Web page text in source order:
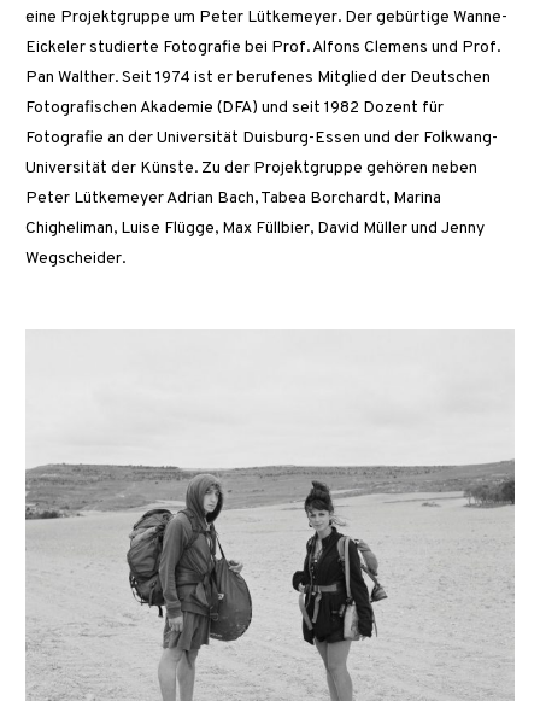
eine Projektgruppe um Peter Lütkemeyer. Der gebürtige Wanne-
Eickeler studierte Fotografie bei Prof. Alfons Clemens und Prof.
Pan Walther. Seit 1974 ist er berufenes Mitglied der Deutschen
Fotografischen Akademie (DFA) und seit 1982 Dozent für
Fotografie an der Universität Duisburg-Essen und der Folkwang-
Universität der Künste. Zu der Projektgruppe gehören neben
Peter Lütkemeyer Adrian Bach, Tabea Borchardt, Marina
Chigheliman, Luise Flügge, Max Füllbier, David Müller und Jenny
Wegscheider.